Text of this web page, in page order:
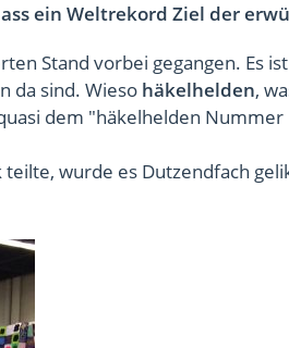
ein Weltrekord Ziel der
Stand vorbei gegangen. Es
da sind. Wieso häkelhelden,
dem "häkelhelden
wurde es Dutzendfach